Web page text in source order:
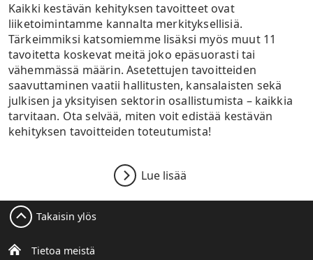
Kaikki kestävän kehityksen tavoitteet ovat
liiketoimintamme kannalta merkityksellisiä.
Tärkeimmiksi katsomiemme lisäksi myös muut 11
tavoitetta koskevat meitä joko epäsuorasti tai
vähemmässä määrin. Asetettujen tavoitteiden
saavuttaminen vaatii hallitusten, kansalaisten sekä
julkisen ja yksityisen sektorin osallistumista – kaikkia
tarvitaan. Ota selvää, miten voit edistää kestävän
kehityksen tavoitteiden toteutumista!
Lue lisää
Tietoa meistä
Takaisin ylös